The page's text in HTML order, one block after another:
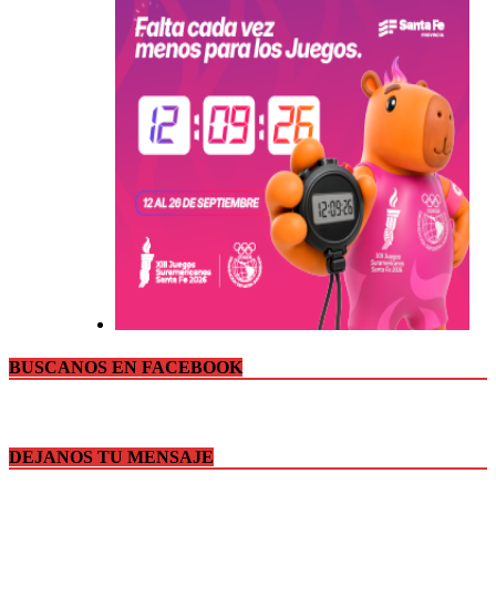
BUSCANOS EN FACEBOOK
DEJANOS TU MENSAJE